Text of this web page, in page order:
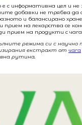
с информативна цел и не
добавки не трябва да
и балансирано
прием на лекарства се
прием на продукти с
режима си с научно
екстракт от чага
рутина.